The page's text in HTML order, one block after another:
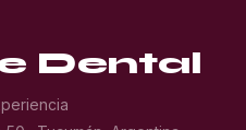
Dental